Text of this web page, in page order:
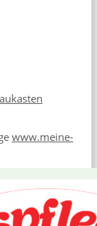
www.meine-